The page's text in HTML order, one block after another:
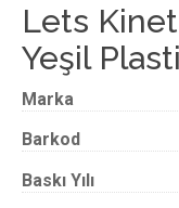
Lets
Yeşil
Marka
Barkod
Baskı Yılı